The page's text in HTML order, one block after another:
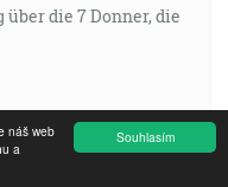
Souhlasím
náš web
a
die 7 Donner, die
és a 4 lovak